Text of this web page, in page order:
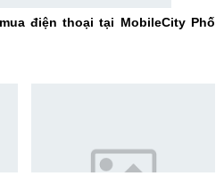
điện thoại tại MobileCity Phố